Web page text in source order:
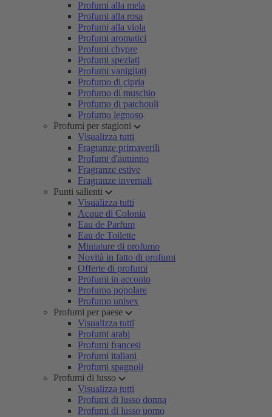
Profumi alla mela
Profumi alla rosa
Profumi alla viola
Profumi aromatici
Profumi chypre
Profumi speziati
Profumi vanigliati
Profumo di cipria
Profumo di muschio
Profumo di patchouli
Profumo legnoso
Profumi per stagioni
Visualizza tutti
Fragranze primaverili
Profumi d'autunno
Fragranze estive
Fragranze invernali
Punti salienti
Visualizza tutti
Acque di Colonia
Eau de Parfum
Eau de Toilette
Miniature di profumo
Novità in fatto di profumi
Offerte di profumi
Profumi in acconto
Profumo popolare
Profumo unisex
Profumi per paese
Visualizza tutti
Profumi arabi
Profumi francesi
Profumi italiani
Profumi spagnoli
Profumi di lusso
Visualizza tutti
Profumi di lusso donna
Profumi di lusso uomo